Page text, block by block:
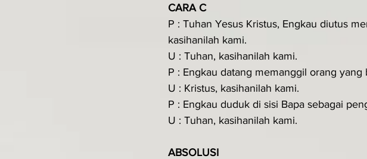
CARA C
P : Tuhan Yesus Kristus, Engkau diutus
kasihanilah kami.
U : Tuhan, kasihanilah kami.
P : Engkau datang memanggil orang yang
U : Kristus, kasihanilah kami.
P : Engkau duduk di sisi Bapa sebagai
U : Tuhan, kasihanilah kami.
ABSOLUSI